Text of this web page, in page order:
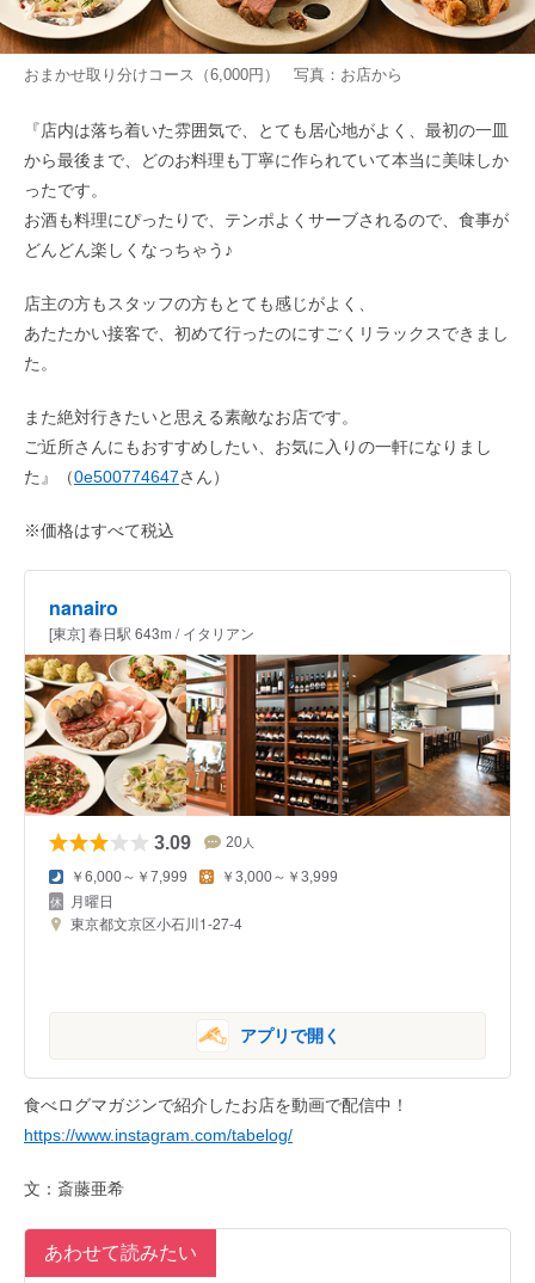
おまかせ取り分けコース（6,000円） 写真：お店から
『店内は落ち着いた雰囲気で、とても居心地がよく、最初の一皿
から最後まで、どのお料理も丁寧に作られていて本当に美味しか
ったです。
お酒も料理にぴったりで、テンポよくサーブされるので、食事が
どんどん楽しくなっちゃう♪
店主の方もスタッフの方もとても感じがよく、
あたたかい接客で、初めて行ったのにすごくリラックスできまし
た。
また絶対行きたいと思える素敵なお店です。
ご近所さんにもおすすめしたい、お気に入りの一軒になりまし
た』（0e500774647さん）
※価格はすべて税込
nanairo
[東京] 春日駅 643m / イタリアン
3.09 20 人
￥6,000～￥7,999 ￥3,000～￥3,999
月曜日
東京都文京区小石川1-27-4
アプリで開く
食べログマガジンで紹介したお店を動画で配信中！
https://www.instagram.com/tabelog/
文：斎藤亜希
あわせて読みたい